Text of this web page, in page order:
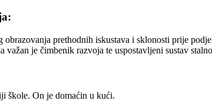
prethodnih iskustava i sklonosti prije
važan je čimbenik razvoja te uspostavljeni sustav
škole. On je domaćin u kući.